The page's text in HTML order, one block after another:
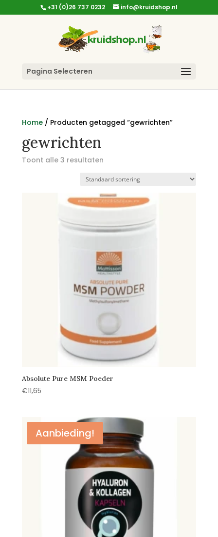
+31 (0)26 737 0232 info@kruidshop.nl
Pagina Selecteren
Home/ Producten getagged “gewrichten”
gewrichten
Toont alle 3 resultaten
Absolute Pure MSM Poeder
€11,65
Aanbieding!